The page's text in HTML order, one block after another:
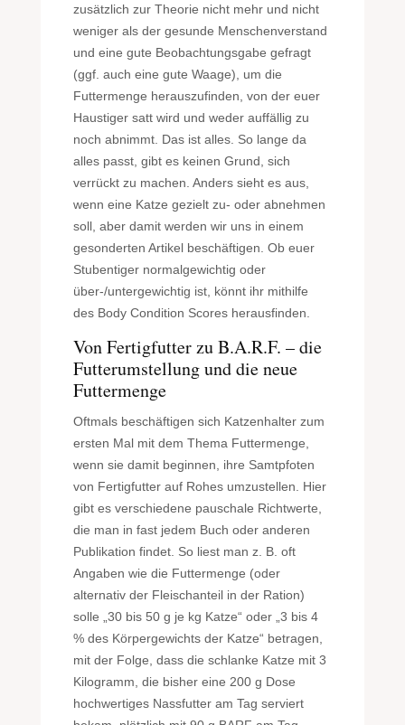
zusätzlich zur Theorie nicht mehr und nicht
weniger als der gesunde Menschenverstand
und eine gute Beobachtungsgabe gefragt
(ggf. auch eine gute Waage), um die
Futtermenge herauszufinden, von der euer
Haustiger satt wird und weder auffällig zu
noch abnimmt. Das ist alles. So lange da
alles passt, gibt es keinen Grund, sich
verrückt zu machen. Anders sieht es aus,
wenn eine Katze gezielt zu- oder abnehmen
soll, aber damit werden wir uns in einem
gesonderten Artikel beschäftigen. Ob euer
Stubentiger normalgewichtig oder
über-/untergewichtig ist, könnt ihr mithilfe
des Body Condition Scores herausfinden.
Von Fertigfutter zu B.A.R.F. – die
Futterumstellung und die neue
Futtermenge
Oftmals beschäftigen sich Katzenhalter zum
ersten Mal mit dem Thema Futtermenge,
wenn sie damit beginnen, ihre Samtpfoten
von Fertigfutter auf Rohes umzustellen. Hier
gibt es verschiedene pauschale Richtwerte,
die man in fast jedem Buch oder anderen
Publikation findet. So liest man z. B. oft
Angaben wie die Futtermenge (oder
alternativ der Fleischanteil in der Ration)
solle „30 bis 50 g je kg Katze“ oder „3 bis 4
% des Körpergewichts der Katze“ betragen,
mit der Folge, dass die schlanke Katze mit 3
Kilogramm, die bisher eine 200 g Dose
hochwertiges Nassfutter am Tag serviert